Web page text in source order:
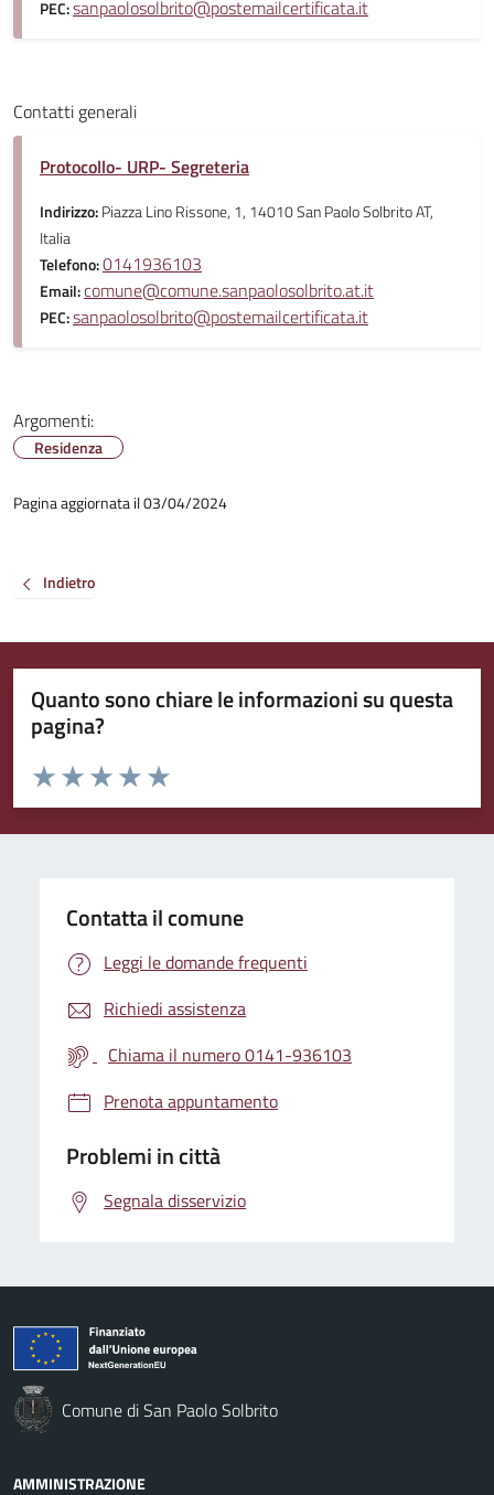
PEC:sanpaolosolbrito@postemailcertificata.it
Contatti generali
Protocollo- URP- Segreteria
Indirizzo:Piazza Lino Rissone, 1, 14010 San Paolo Solbrito AT,
Italia
Telefono:0141936103
Email:comune@comune.sanpaolosolbrito.at.it
PEC:sanpaolosolbrito@postemailcertificata.it
Argomenti:
Residenza
Pagina aggiornata il 03/04/2024
Indietro
Quanto sono chiare le informazioni su questa
pagina?
Valuta da 1 a 5 stelle la pagina
Valuta 5 stelle su 5
Valuta 4 stelle su 5
Valuta 3 stelle su 5
Valuta 2 stelle su 5
Valuta 1 stelle su 5
Contatta il comune
Leggi le domande frequenti
Richiedi assistenza
Chiama il numero 0141-936103
Prenota appuntamento
Problemi in città
Segnala disservizio
Comune di San Paolo Solbrito
AMMINISTRAZIONE